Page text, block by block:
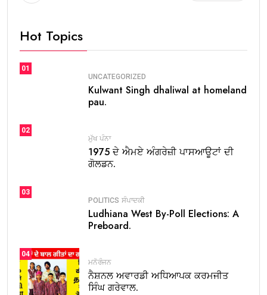
Hot Topics
01
UNCATEGORIZED
Kulwant Singh dhaliwal at homeland
pau.
02
ਮੁੱਖ ਪੰਨਾ
1975 ਦੇ ਐਮਏ ਅੰਗਰੇਜ਼ੀ ਪਾਸਆਊਟਾਂ ਦੀ
ਗੋਲਡਨ.
03
POLITICS ਸੰਪਾਦਕੀ
Ludhiana West By-Poll Elections: A
Preboard.
04
ਮਨੋਰੰਜਨ
ਨੈਸ਼ਨਲ ਅਵਾਰਡੀ ਅਧਿਆਪਕ ਕਰਮਜੀਤ
ਸਿੰਘ ਗਰੇਵਾਲ.